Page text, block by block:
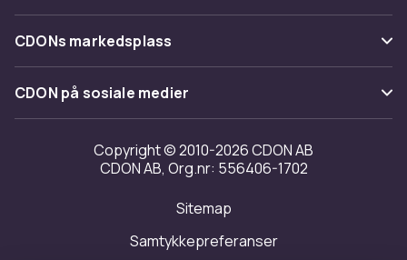
Tilbakekallinger
Varemerker
Om oss
Kundeanmeldelser
Jobbe på CDON
Investor relations
Tilgjengelighet
CDONs markedsplass
Merchant Help Center
CDON på sosiale medier
Copyright © 2010-2026 CDON AB
CDON AB, Org.nr: 556406-1702
Sitemap
Samtykkepreferanser